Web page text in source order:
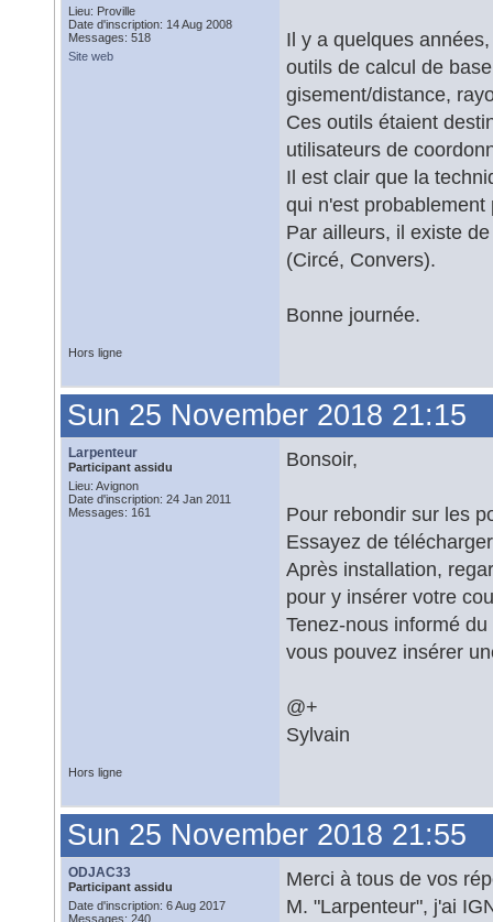
Lieu: Proville
Date d'inscription: 14 Aug 2008
Messages: 518
Site web
Il y a quelques
outils de calcul de
gisement/distance,
Ces outils étaient
utilisateurs de
Il est clair que la
qui n'est
Par ailleurs, il existe
(Circé, Convers).
Bonne journée.
Hors ligne
Sun 25 November 2018 21:15
Larpenteur
Participant assidu
Lieu: Avignon
Date d'inscription: 24 Jan 2011
Messages: 161
Bonsoir,
Pour rebondir sur les
Essayez de
Après installation,
pour y insérer votre
Tenez-nous informé
vous pouvez insérer
@+
Sylvain
Hors ligne
Sun 25 November 2018 21:55
ODJAC33
Participant assidu
Date d'inscription: 6 Aug 2017
Messages: 240
Merci à tous de vos
M. "Larpenteur", j'ai